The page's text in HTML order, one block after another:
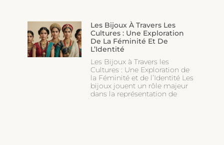
Les Bijoux À Travers Les
Cultures : Une Exploration
De La Féminité Et De
L’Identité
Les Bijoux à Travers les
Cultures : Une Exploration de
la Féminité et de l’Identité Les
bijoux jouent un rôle majeur
dans la représentation de